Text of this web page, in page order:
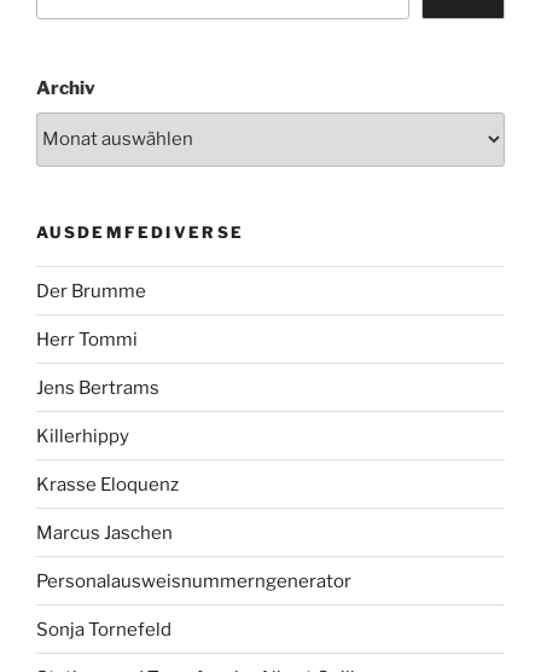
Archiv
AUSDEMFEDIVERSE
Der Brumme
Herr Tommi
Jens Bertrams
Killerhippy
Krasse Eloquenz
Marcus Jaschen
Personalausweisnummerngenerator
Sonja Tornefeld